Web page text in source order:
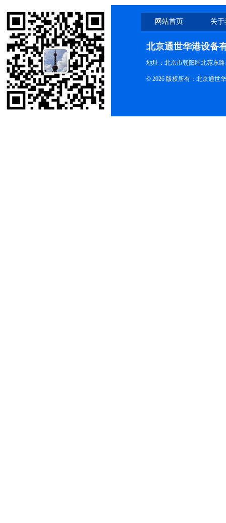
网站首页 关
北京通世华港设备
地址：北京市朝阳区北苑东路
© 2026 版权所有：北京通世